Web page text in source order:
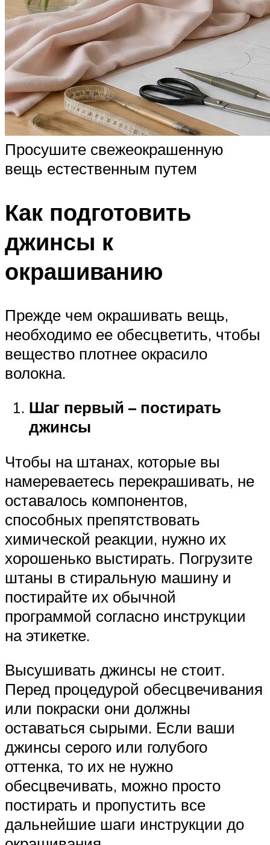
Просушите свежеокрашенную
вещь естественным путем
Как подготовить
джинсы к
окрашиванию
Прежде чем окрашивать вещь,
необходимо ее обесцветить, чтобы
вещество плотнее окрасило
волокна.
Шаг первый – постирать
джинсы
Чтобы на штанах, которые вы
намереваетесь перекрашивать, не
оставалось компонентов,
способных препятствовать
химической реакции, нужно их
хорошенько выстирать. Погрузите
штаны в стиральную машину и
постирайте их обычной
программой согласно инструкции
на этикетке.
Высушивать джинсы не стоит.
Перед процедурой обесцвечивания
или покраски они должны
оставаться сырыми. Если ваши
джинсы серого или голубого
оттенка, то их не нужно
обесцвечивать, можно просто
постирать и пропустить все
дальнейшие шаги инструкции до